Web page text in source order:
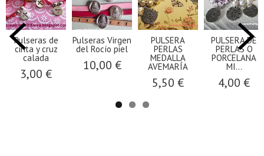
Pulseras de
cinta y cruz
calada
3,00 €
Pulseras Virgen
del Rocío piel
10,00 €
PULSERA
PERLAS
MEDALLA
AVEMARÍA
5,50 €
PULSERA DE
PERLAS O
PORCELANA
MI...
4,00 €